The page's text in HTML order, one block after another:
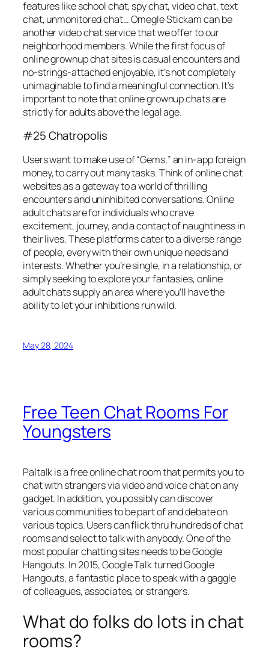
features like school chat, spy chat, video chat, text
chat, unmonitored chat… Omegle Stickam can be
another video chat service that we offer to our
neighborhood members. While the first focus of
online grownup chat sites is casual encounters and
no-strings-attached enjoyable, it’s not completely
unimaginable to find a meaningful connection. It’s
important to note that online grownup chats are
strictly for adults above the legal age.
#25 Chatropolis
Users want to make use of “Gems,” an in-app foreign
money, to carry out many tasks. Think of online chat
websites as a gateway to a world of thrilling
encounters and uninhibited conversations. Online
adult chats are for individuals who crave
excitement, journey, and a contact of naughtiness in
their lives. These platforms cater to a diverse range
of people, every with their own unique needs and
interests. Whether you’re single, in a relationship, or
simply seeking to explore your fantasies, online
adult chats supply an area where you’ll have the
ability to let your inhibitions run wild.
May 28, 2024
Free Teen Chat Rooms For
Youngsters
Paltalk is a free online chat room that permits you to
chat with strangers via video and voice chat on any
gadget. In addition, you possibly can discover
various communities to be part of and debate on
various topics. Users can flick thru hundreds of chat
rooms and select to talk with anybody. One of the
most popular chatting sites needs to be Google
Hangouts. In 2015, Google Talk turned Google
Hangouts, a fantastic place to speak with a gaggle
of colleagues, associates, or strangers.
What do folks do lots in chat
rooms?